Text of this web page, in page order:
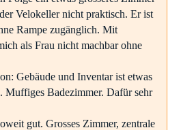
Velokeller nicht praktisch. Er ist
Rampe zugänglich. Mit
als Frau nicht machbar ohne
Gebäude und Inventar ist etwas
Muffiges Badezimmer. Dafür sehr
gut. Grosses Zimmer, zentrale